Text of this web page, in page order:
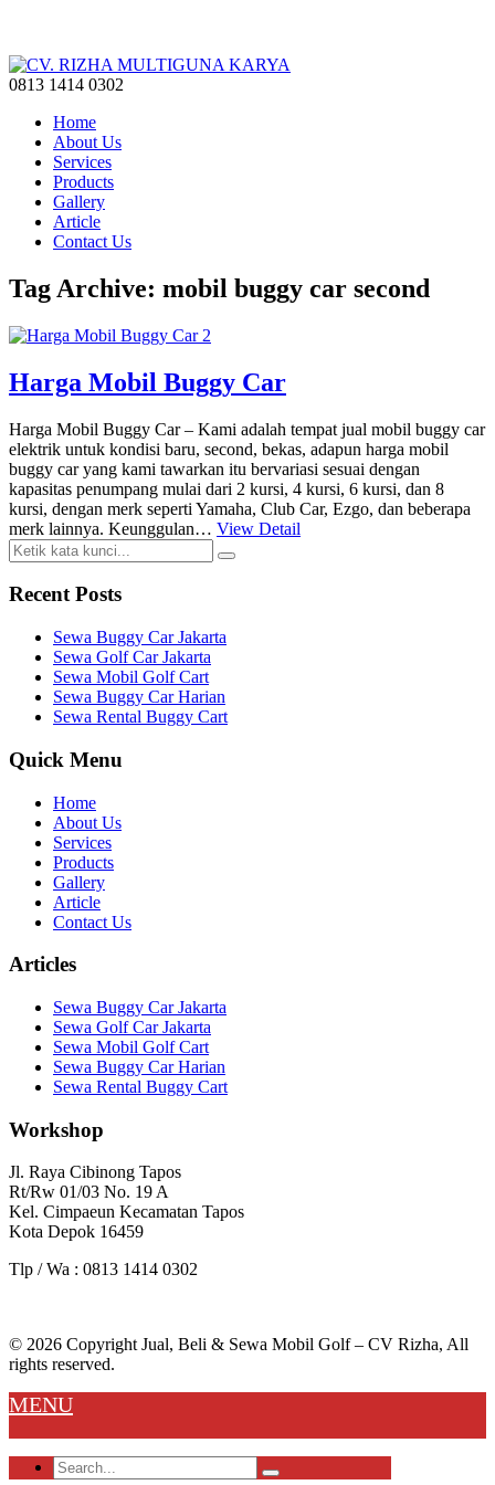
0813 1414 0302
Home
About Us
Services
Products
Gallery
Article
Contact Us
Tag Archive: mobil buggy car second
Harga Mobil Buggy Car
Harga Mobil Buggy Car – Kami adalah tempat jual mobil buggy car
elektrik untuk kondisi baru, second, bekas, adapun harga mobil
buggy car yang kami tawarkan itu bervariasi sesuai dengan
kapasitas penumpang mulai dari 2 kursi, 4 kursi, 6 kursi, dan 8
kursi, dengan merk seperti Yamaha, Club Car, Ezgo, dan beberapa
merk lainnya. Keunggulan… View Detail
Recent Posts
Sewa Buggy Car Jakarta
Sewa Golf Car Jakarta
Sewa Mobil Golf Cart
Sewa Buggy Car Harian
Sewa Rental Buggy Cart
Quick Menu
Home
About Us
Services
Products
Gallery
Article
Contact Us
Articles
Sewa Buggy Car Jakarta
Sewa Golf Car Jakarta
Sewa Mobil Golf Cart
Sewa Buggy Car Harian
Sewa Rental Buggy Cart
Workshop
Jl. Raya Cibinong Tapos
Rt/Rw 01/03 No. 19 A
Kel. Cimpaeun Kecamatan Tapos
Kota Depok 16459
Tlp / Wa : 0813 1414 0302
© 2026 Copyright Jual, Beli & Sewa Mobil Golf – CV Rizha, All
rights reserved.
MENU